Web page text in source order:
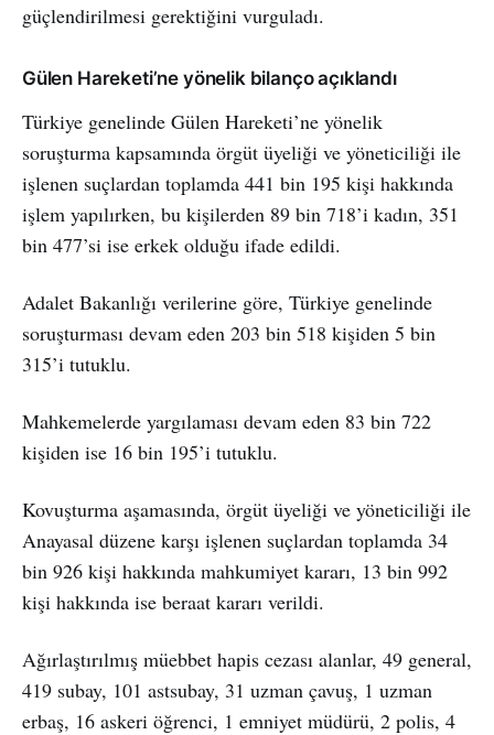
güçlendirilmesi gerektiğini vurguladı.
Gülen Hareketi’ne yönelik bilanço açıklandı
Türkiye genelinde Gülen Hareketi’ne yönelik
soruşturma kapsamında örgüt üyeliği ve yöneticiliği ile
işlenen suçlardan toplamda 441 bin 195 kişi hakkında
işlem yapılırken, bu kişilerden 89 bin 718’i kadın, 351
bin 477’si ise erkek olduğu ifade edildi.
Adalet Bakanlığı verilerine göre, Türkiye genelinde
soruşturması devam eden 203 bin 518 kişiden 5 bin
315’i tutuklu.
Mahkemelerde yargılaması devam eden 83 bin 722
kişiden ise 16 bin 195’i tutuklu.
Kovuşturma aşamasında, örgüt üyeliği ve yöneticiliği ile
Anayasal düzene karşı işlenen suçlardan toplamda 34
bin 926 kişi hakkında mahkumiyet kararı, 13 bin 992
kişi hakkında ise beraat kararı verildi.
Ağırlaştırılmış müebbet hapis cezası alanlar, 49 general,
419 subay, 101 astsubay, 31 uzman çavuş, 1 uzman
erbaş, 16 askeri öğrenci, 1 emniyet müdürü, 2 polis, 4